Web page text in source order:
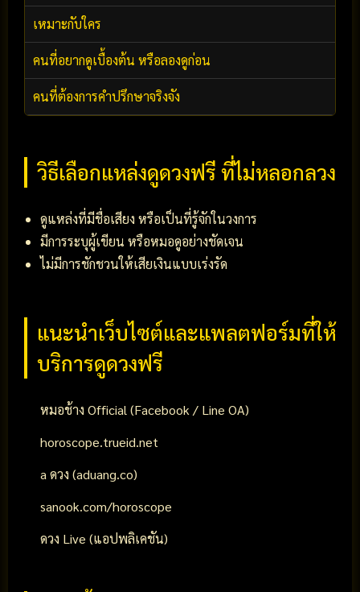
เหมาะกับใคร
คนที่อยากดูเบื้องต้น หรือลองดูก่อน
คนที่ต้องการคำปรึกษาจริงจัง
วิธีเลือกแหล่งดูดวงฟรี ที่ไม่หลอกลวง
ดูแหล่งที่มีชื่อเสียง หรือเป็นที่รู้จักในวงการ
มีการระบุผู้เขียน หรือหมอดูอย่างชัดเจน
ไม่มีการชักชวนให้เสียเงินแบบเร่งรัด
แนะนำเว็บไซต์และแพลตฟอร์มที่ให้
บริการดูดวงฟรี
หมอช้าง Official (Facebook / Line OA)
horoscope.trueid.net
a ดวง (aduang.co)
sanook.com/horoscope
ดวง Live (แอปพลิเคชัน)